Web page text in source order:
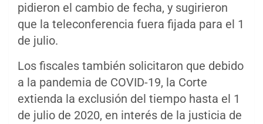
pidieron el cambio de fecha, y sugirieron
que la teleconferencia fuera fijada para el 1
de julio.
Los fiscales también solicitaron que debido
a la pandemia de COVID-19, la Corte
extienda la exclusión del tiempo hasta el 1
de julio de 2020, en interés de la justicia de